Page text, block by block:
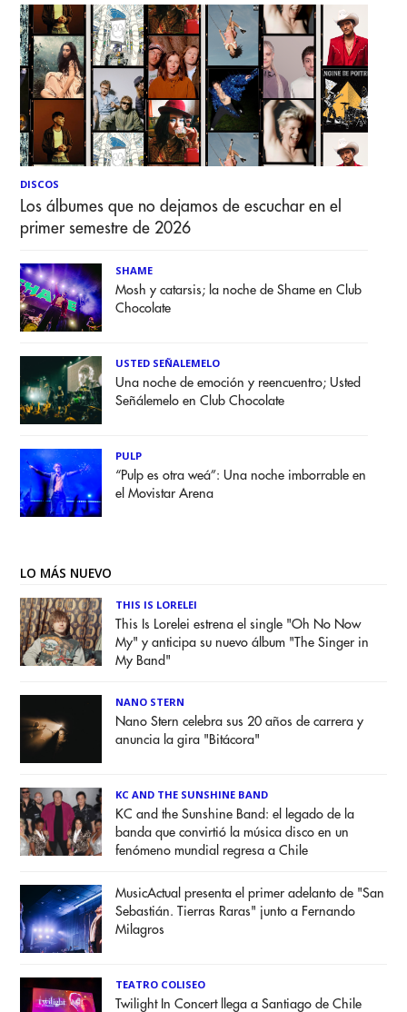
DISCOS
Los álbumes que no dejamos de escuchar en el
primer semestre de 2026
SHAME
Mosh y catarsis; la noche de Shame en Club
Chocolate
USTED SEÑALEMELO
Una noche de emoción y reencuentro; Usted
Señálemelo en Club Chocolate
PULP
“Pulp es otra weá”: Una noche imborrable en
el Movistar Arena
LO MÁS NUEVO
THIS IS LORELEI
This Is Lorelei estrena el single "Oh No Now
My" y anticipa su nuevo álbum "The Singer in
My Band"
NANO STERN
Nano Stern celebra sus 20 años de carrera y
anuncia la gira "Bitácora"
KC AND THE SUNSHINE BAND
KC and the Sunshine Band: el legado de la
banda que convirtió la música disco en un
fenómeno mundial regresa a Chile
MusicActual presenta el primer adelanto de "San
Sebastián. Tierras Raras" junto a Fernando
Milagros
TEATRO COLISEO
Twilight In Concert llega a Santiago de Chile